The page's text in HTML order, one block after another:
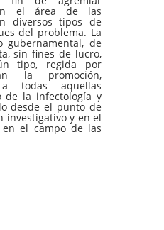
en el área de las
diversos tipos de
del problema. La
gubernamental, de
sin fines de lucro,
tipo, regida por
la promoción,
todas aquellas
de la infectología y
desde el punto de
investigativo y en el
el campo de las